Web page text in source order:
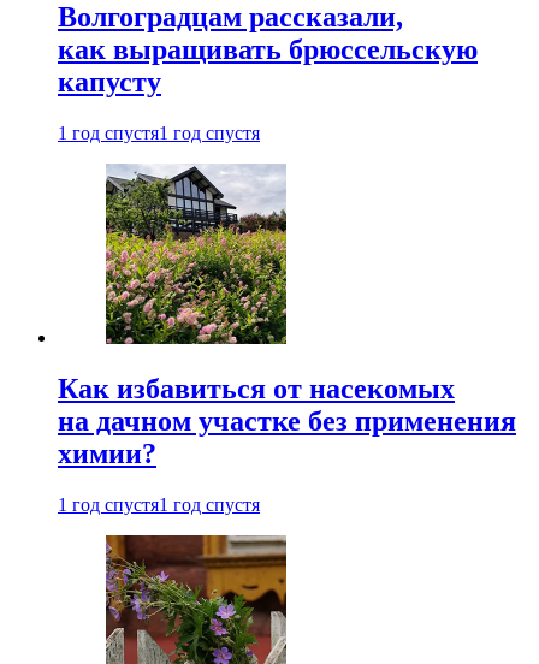
Волгоградцам рассказали,
как выращивать брюссельскую
капусту
1 год спустя1 год спустя
Как избавиться от насекомых
на дачном участке без применения
химии?
1 год спустя1 год спустя